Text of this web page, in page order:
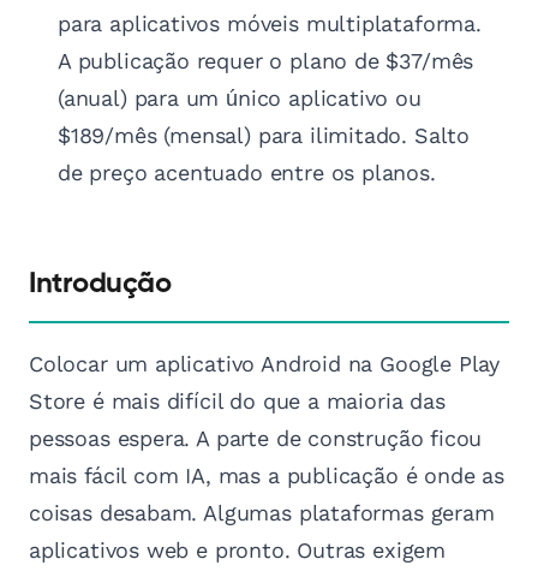
para aplicativos móveis multiplataforma.
A publicação requer o plano de $37/mês
(anual) para um único aplicativo ou
$189/mês (mensal) para ilimitado. Salto
de preço acentuado entre os planos.
Introdução
Colocar um aplicativo Android na Google Play
Store é mais difícil do que a maioria das
pessoas espera. A parte de construção ficou
mais fácil com IA, mas a publicação é onde as
coisas desabam. Algumas plataformas geram
aplicativos web e pronto. Outras exigem